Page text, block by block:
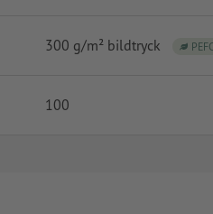
300 g/m² bildtryck PEFC
100